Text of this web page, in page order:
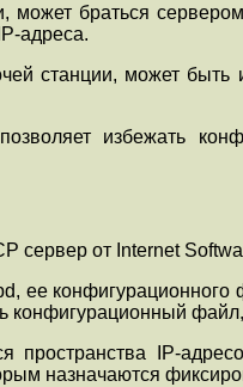
может браться
адреса.
станции, может
избежать
сервер от Internet
ее
пространства IP-
назначаются